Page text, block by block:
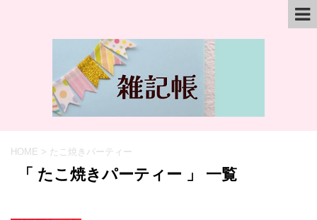
HOME > たこ焼きパーティー
「 たこ焼きパーティー 」 一覧